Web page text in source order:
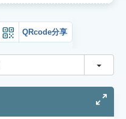
QRcode分享
切換